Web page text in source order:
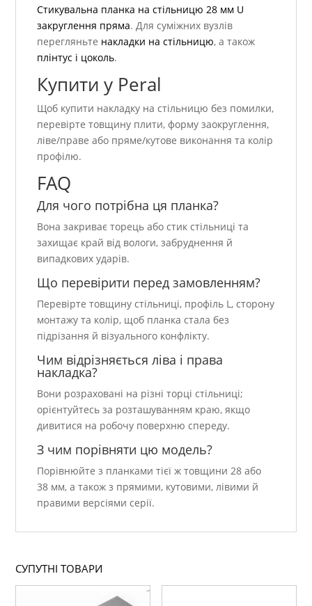
Стикувальна планка на стільницю 28 мм U
закруглення пряма. Для суміжних вузлів
перегляньте накладки на стільницю, а також
плінтус і цоколь.
Купити у Peral
Щоб купити накладку на стільницю без помилки,
перевірте товщину плити, форму заокруглення,
ліве/праве або пряме/кутове виконання та колір
профілю.
FAQ
Для чого потрібна ця планка?
Вона закриває торець або стик стільниці та
захищає край від вологи, забруднення й
випадкових ударів.
Що перевірити перед замовленням?
Перевірте товщину стільниці, профіль L, сторону
монтажу та колір, щоб планка стала без
підрізання й візуального конфлікту.
Чим відрізняється ліва і права
накладка?
Вони розраховані на різні торці стільниці;
орієнтуйтесь за розташуванням краю, якщо
дивитися на робочу поверхню спереду.
З чим порівняти цю модель?
Порівнюйте з планками тієї ж товщини 28 або
38 мм, а також з прямими, кутовими, лівими й
правими версіями серії.
СУПУТНІ ТОВАРИ